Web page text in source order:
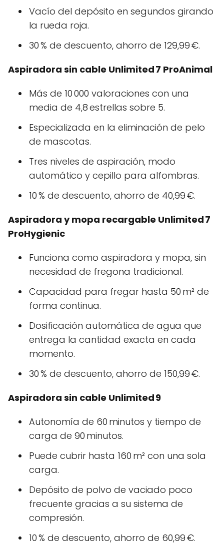
Vacío del depósito en segundos girando
la rueda roja.
30 % de descuento, ahorro de 129,99 €.
Aspiradora sin cable Unlimited 7 ProAnimal
Más de 10 000 valoraciones con una
media de 4,8 estrellas sobre 5.
Especializada en la eliminación de pelo
de mascotas.
Tres niveles de aspiración, modo
automático y cepillo para alfombras.
10 % de descuento, ahorro de 40,99 €.
Aspiradora y mopa recargable Unlimited 7
ProHygienic
Funciona como aspiradora y mopa, sin
necesidad de fregona tradicional.
Capacidad para fregar hasta 50 m² de
forma continua.
Dosificación automática de agua que
entrega la cantidad exacta en cada
momento.
30 % de descuento, ahorro de 150,99 €.
Aspiradora sin cable Unlimited 9
Autonomía de 60 minutos y tiempo de
carga de 90 minutos.
Puede cubrir hasta 160 m² con una sola
carga.
Depósito de polvo de vaciado poco
frecuente gracias a su sistema de
compresión.
10 % de descuento, ahorro de 60,99 €.